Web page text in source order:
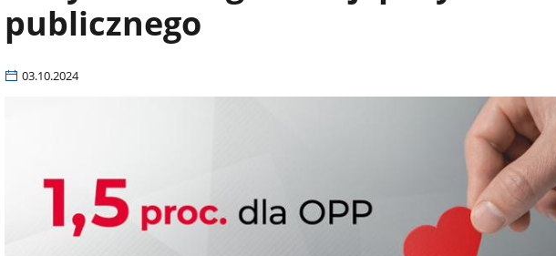
publicznego
03.10.2024